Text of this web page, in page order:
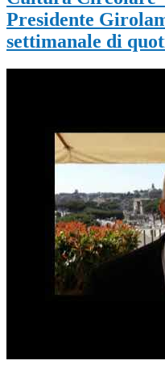
Presidente
settimanale di